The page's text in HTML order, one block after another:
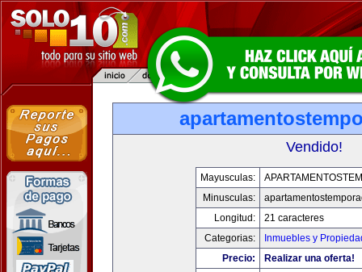
Vendido!
Mayusculas:
Minusculas:
Longitud:
21 caracteres
Categorias:
Inmuebles y
Precio:
Realizar una oferta!